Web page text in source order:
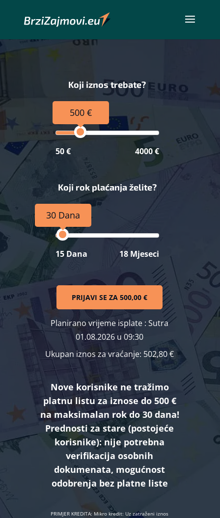
Koji iznos trebate?
500 €
50 € 4000 €
Koji rok plaćanja želite?
30 Dana
15 Dana 18 Mjeseci
PRIJAVI SE ZA500,00 €
Planirano vrijeme isplate : Sutra
01.08.2026 u 09:30
Ukupan iznos za vraćanje: 502,80 €
Nove korisnike ne tražimo
platnu listu za iznose do 500 €
na maksimalan rok do 30 dana!
Prednosti za stare (postojeće
korisnike): nije potrebna
verifikacija osobnih
dokumenata, mogućnost
odobrenja bez platne liste
PRIMJER KREDITA: Mikro kredit: Uz zatraženi iznos